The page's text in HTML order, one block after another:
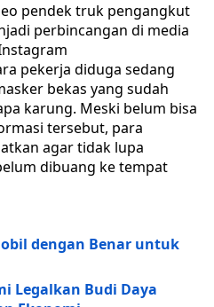
pendek truk pengangkut
perbincangan di media
pekerja diduga sedang
bekas yang sudah
karung. Meski belum bisa
tersebut, para
agar tidak lupa
dibuang ke tempat
dengan Benar untuk
Legalkan Budi Daya